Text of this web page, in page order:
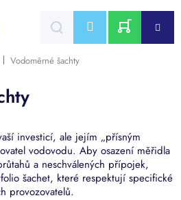
NÁKUPNÍ
Vodoměrné šachty
investicí, ale jejím „přísným
vodovodu. Aby osazení měřidla
a neschválených přípojek,
šachet, které respektují specifické
provozovatelů.